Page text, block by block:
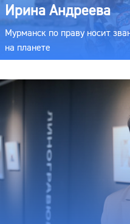
Ирина Андреева
Мурманск по праву носит
на планете